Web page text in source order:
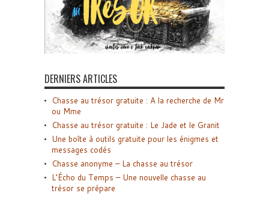
DERNIERS ARTICLES
Chasse au trésor gratuite : A la recherche de Mr
ou Mme
Chasse au trésor gratuite : Le Jade et le Granit
Une boîte à outils gratuite pour les énigmes et
messages codés
Chasse anonyme – La chasse au trésor
L’Écho du Temps – Une nouvelle chasse au
trésor se prépare